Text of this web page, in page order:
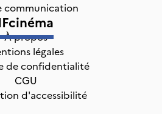
communication
À propos
légales
de confidentialité
CGU
d'accessibilité